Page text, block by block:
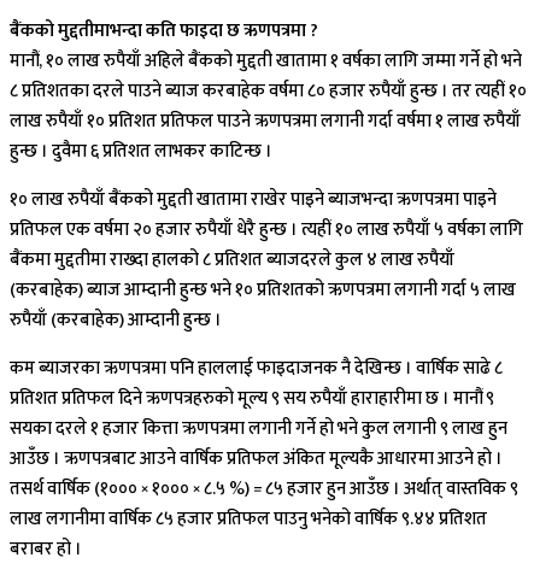
बैंकको मुद्दतीमाभन्दा कति फाइदा छ ऋणपत्रमा ?
मानौं, १० लाख रुपैयाँ अहिले बैंकको मुद्दती खातामा १ वर्षका लागि जम्मा गर्ने हो भने
८ प्रतिशतका दरले पाउने ब्याज करबाहेक वर्षमा ८० हजार रुपैयाँ हुन्छ । तर त्यहीं १०
लाख रुपैयाँ १० प्रतिशत प्रतिफल पाउने ऋणपत्रमा लगानी गर्दा वर्षमा १ लाख रुपैयाँ
हुन्छ । दुवैमा ६ प्रतिशत लाभकर काटिन्छ ।
१० लाख रुपैयाँ बैंकको मुद्दती खातामा राखेर पाइने ब्याजभन्दा ऋणपत्रमा पाइने
प्रतिफल एक वर्षमा २० हजार रुपैयाँ धेरै हुन्छ । त्यहीं १० लाख रुपैयाँ ५ वर्षका लागि
बैंकमा मुद्दतीमा राख्दा हालको ८ प्रतिशत ब्याजदरले कुल ४ लाख रुपैयाँ
(करबाहेक) ब्याज आम्दानी हुन्छ भने १० प्रतिशतको ऋणपत्रमा लगानी गर्दा ५ लाख
रुपैयाँ (करबाहेक) आम्दानी हुन्छ ।
कम ब्याजरका ऋणपत्रमा पनि हाललाई फाइदाजनक नै देखिन्छ । वार्षिक साढे ८
प्रतिशत प्रतिफल दिने ऋणपत्रहरुको मूल्य ९ सय रुपैयाँ हाराहारीमा छ । मानौं ९
सयका दरले १ हजार कित्ता ऋणपत्रमा लगानी गर्ने हो भने कुल लगानी ९ लाख हुन
आउँछ । ऋणपत्रबाट आउने वार्षिक प्रतिफल अंकित मूल्यकै आधारमा आउने हो ।
तसर्थ वार्षिक (१००० × १००० × ८.५ %) ‌‌‍= ८५ हजार हुन आउँछ । अर्थात् वास्तविक ९
लाख लगानीमा वार्षिक ८५ हजार प्रतिफल पाउनु भनेको वार्षिक ९.४४ प्रतिशत
बराबर हो ।